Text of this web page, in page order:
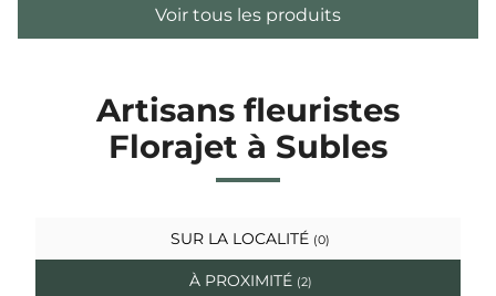
Voir tous les produits
Artisans fleuristes
Florajet à Subles
SUR LA LOCALITÉ (0)
À PROXIMITÉ (2)